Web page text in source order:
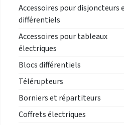
Accessoires pour disjoncteurs
différentiels
Accessoires pour tableaux
électriques
Blocs différentiels
Télérupteurs
Borniers et répartiteurs
Coffrets électriques